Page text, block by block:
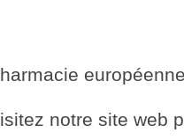
notre site web